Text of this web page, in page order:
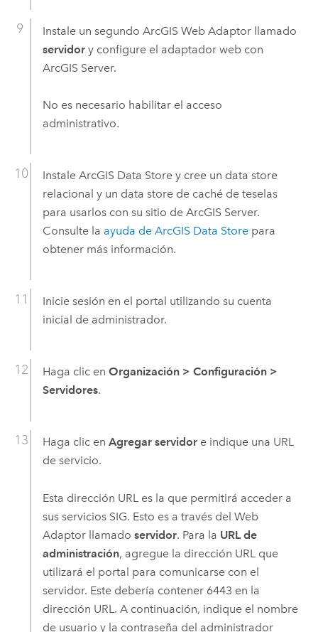
Instale un segundo ArcGIS Web Adaptorllamado
servidory configure el adaptador web con
ArcGIS Server.
No es necesario habilitar el acceso
administrativo.
Instale ArcGIS Data Storey cree un data store
relacional y un data store de caché de teselas
para usarlos con su sitio de ArcGIS Server.
Consulte la ayuda de ArcGIS Data Storepara
obtener más información.
Inicie sesión en el portal utilizando su cuenta
inicial de administrador.
Haga clic en Organización > Configuración >
Servidores.
Haga clic en Agregar servidore indique una URL
de servicio.
Esta dirección URL es la que permitirá acceder a
sus servicios SIG. Esto es a través del Web
Adaptor llamado servidor. Para la URL de
administración, agregue la dirección URL que
utilizará el portal para comunicarse con el
servidor. Este debería contener 6443 en la
dirección URL. A continuación, indique el nombre
de usuario y la contraseña del administrador